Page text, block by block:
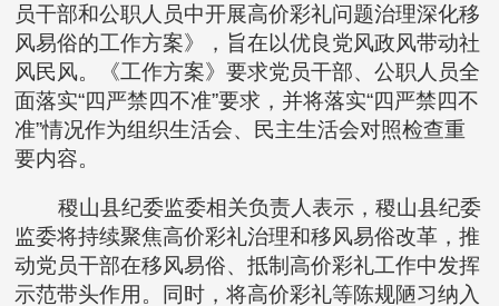
员干部和公职人员中开展高价彩礼问题治理深化移
风易俗的工作方案》，旨在以优良党风政风带动社
风民风。《工作方案》要求党员干部、公职人员全
面落实“四严禁四不准”要求，并将落实“四严禁四不
准”情况作为组织生活会、民主生活会对照检查重
要内容。
稷山县纪委监委相关负责人表示，稷山县纪委
监委将持续聚焦高价彩礼治理和移风易俗改革，推
动党员干部在移风易俗、抵制高价彩礼工作中发挥
示范带头作用。同时，将高价彩礼等陈规陋习纳入